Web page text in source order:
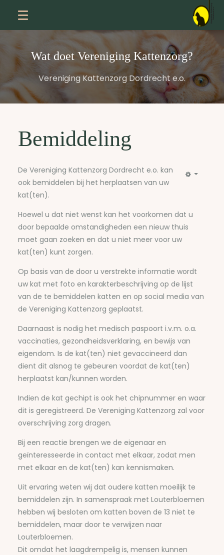
Wat doet Vereniging Kattenzorg?
Vereniging Kattenzorg Dordrecht e.o.
Bemiddeling
De Vereniging Kattenzorg Dordrecht e.o. kan
ook bemiddelen bij het herplaatsen van uw
kat(ten).
Hoewel u dat niet wenst kan het voorkomen dat u
door bepaalde omstandigheden een nieuw thuis
moet gaan zoeken en dat u niet meer voor uw
kat(ten) kunt zorgen.
Op basis van de door u verstrekte informatie wordt
uw kat met foto en karakterbeschrijving op de lijst
van de te bemiddelen katten en op social media van
de Vereniging Kattenzorg geplaatst.
Daarnaast is nodig het medisch paspoort i.v.m. o.a.
vaccinaties, gezondheidsverklaring, en bewijs van
eigendom. Is de kat(ten) niet gevaccineerd dan
dient dit alsnog te gebeuren voordat de kat(ten)
herplaatst kan/kunnen worden.
Indien de kat gechipt is ook het chipnummer en waar
dit is geregistreerd. De Vereniging Kattenzorg zal voor
overschrijving zorg dragen.
Bij een reactie brengen we de eigenaar en
geïnteresseerde in contact met elkaar, zodat men
met elkaar en de kat(ten) kan kennismaken.
Uit ervaring weten wij dat oudere katten moeilijk te
bemiddelen zijn. In samenspraak met Louterbloemen
hebben wij besloten om katten boven de 13 niet te
bemiddelen, maar door te verwijzen naar
Louterbloemen.
Dit omdat het laagdrempelig is, mensen kunnen